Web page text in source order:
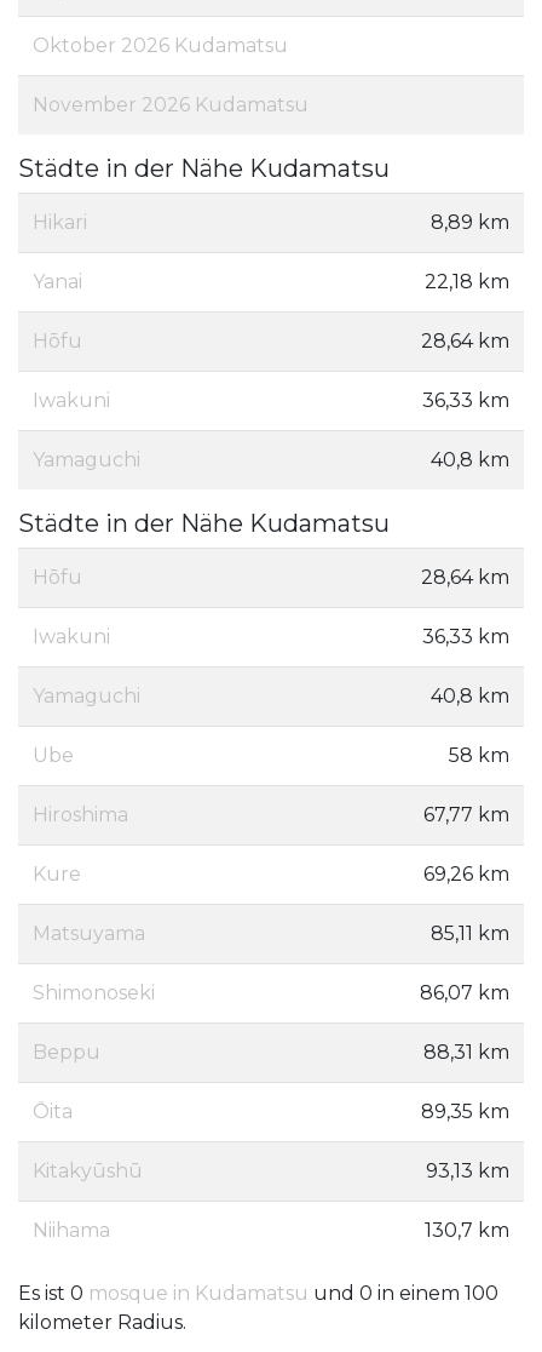
Oktober 2026 Kudamatsu
November 2026 Kudamatsu
Städte in der Nähe Kudamatsu
Hikari 8,89 km
Yanai 22,18 km
Hōfu 28,64 km
Iwakuni 36,33 km
Yamaguchi 40,8 km
Städte in der Nähe Kudamatsu
Hōfu 28,64 km
Iwakuni 36,33 km
Yamaguchi 40,8 km
Ube 58 km
Hiroshima 67,77 km
Kure 69,26 km
Matsuyama 85,11 km
Shimonoseki 86,07 km
Beppu 88,31 km
Ōita 89,35 km
Kitakyūshū 93,13 km
Niihama 130,7 km
Es ist 0 mosque in Kudamatsu und 0 in einem 100
kilometer Radius.